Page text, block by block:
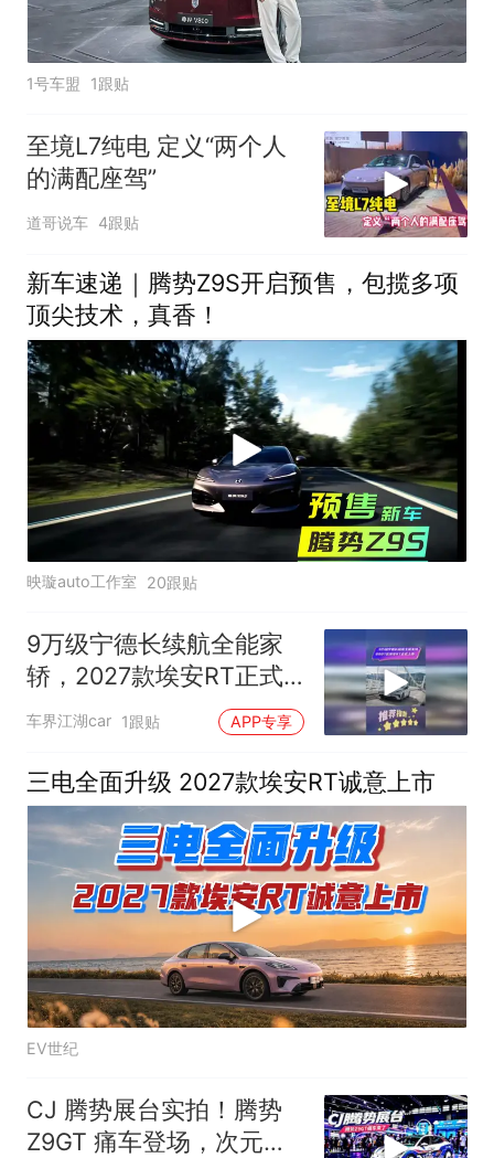
1号车盟 1跟贴
至境L7纯电 定义“两个人
的满配座驾”
道哥说车 4跟贴
新车速递｜腾势Z9S开启预售，包揽多项
顶尖技术，真香！
映璇auto工作室 20跟贴
9万级宁德长续航全能家
轿，2027款埃安RT正式
上市
车界江湖car 1跟贴 APP专享
三电全面升级 2027款埃安RT诚意上市
EV世纪
CJ 腾势展台实拍！腾势
Z9GT 痛车登场，次元与